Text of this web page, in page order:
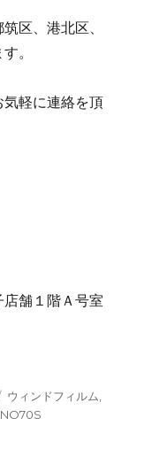
区、港北区、
。
気軽に連絡を頂
舗１階Ａ号室
タ
グ
ウィンドフィルム